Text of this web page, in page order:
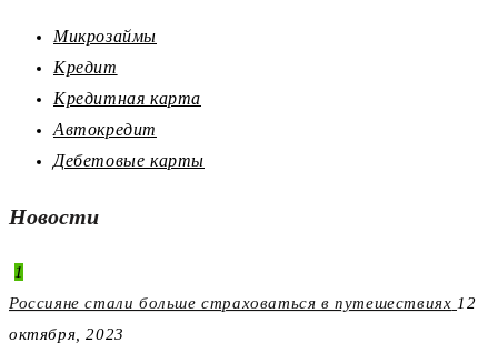
Микрозаймы
Кредит
Кредитная карта
Автокредит
Дебетовые карты
Новости
1
Россияне стали больше страховаться в путешествиях 12
октября, 2023